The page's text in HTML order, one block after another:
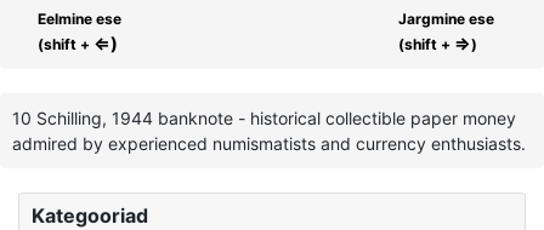
Kategooriad
Eelmine ese
(shift + ⇐)
Jargmine ese
(shift + ⇒)
10 Schilling, 1944 banknote - historical collectible paper money
admired by experienced numismatists and currency enthusiasts.